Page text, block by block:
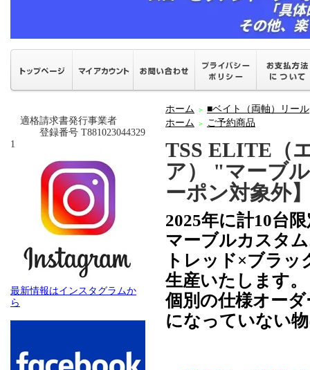
適格請求書発行事業者
登録番号 T881023044329
1
最新情報はインスタグラムか
ら
ホーム ＞ ■ベイト（両軸）リール
ホーム
＞ ご予約商品
TSS ELITE（
ア） "マーブ
ーポン対象外
2025年に計10台
マーブルカスタ
トレッド×ブラ
生産いたします。
個別の仕様オー
になっていない